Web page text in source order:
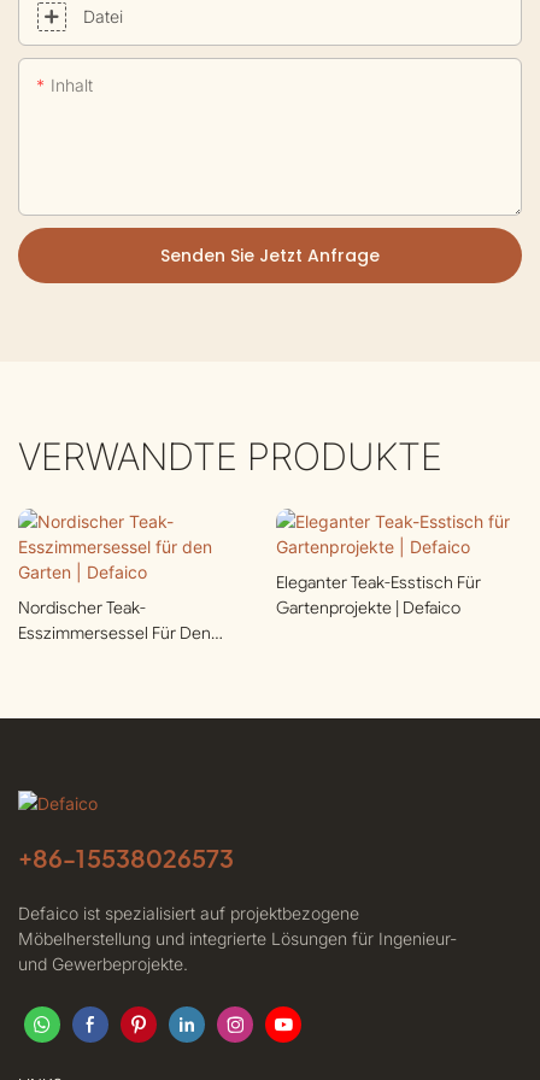
Datei
Inhalt
Senden Sie Jetzt Anfrage
VERWANDTE PRODUKTE
Nordischer Teak-
Esszimmersessel Für Den
Eleganter Teak-Esstisch Für
Gartenprojekte | Defaico
+86-15538026573
Defaico ist spezialisiert auf projektbezogene
Möbelherstellung und integrierte Lösungen für Ingenieur-
und Gewerbeprojekte.